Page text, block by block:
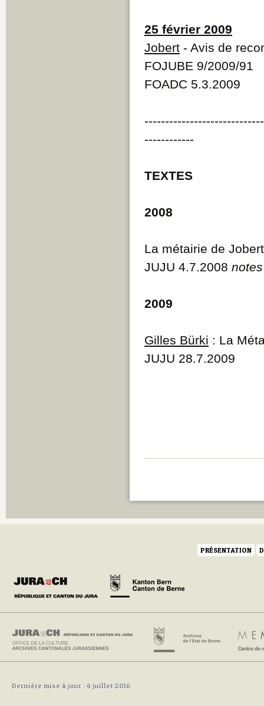
25 février 2009
Jobert - Avis de
FOJUBE 9/2009/91
FOADC 5.3.2009
------------
TEXTES
2008
La métairie de
JUJU 4.7.2008
2009
Gilles Bürki : La
JUJU 28.7.2009
PRÉSENTATION
Dernière mise à jour : 4 juillet 2016